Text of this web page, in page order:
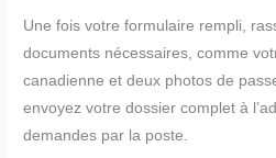
Une fois votre formulaire rempli,
documents nécessaires, comme
canadienne et deux photos de
envoyez votre dossier complet à
demandes par la poste.